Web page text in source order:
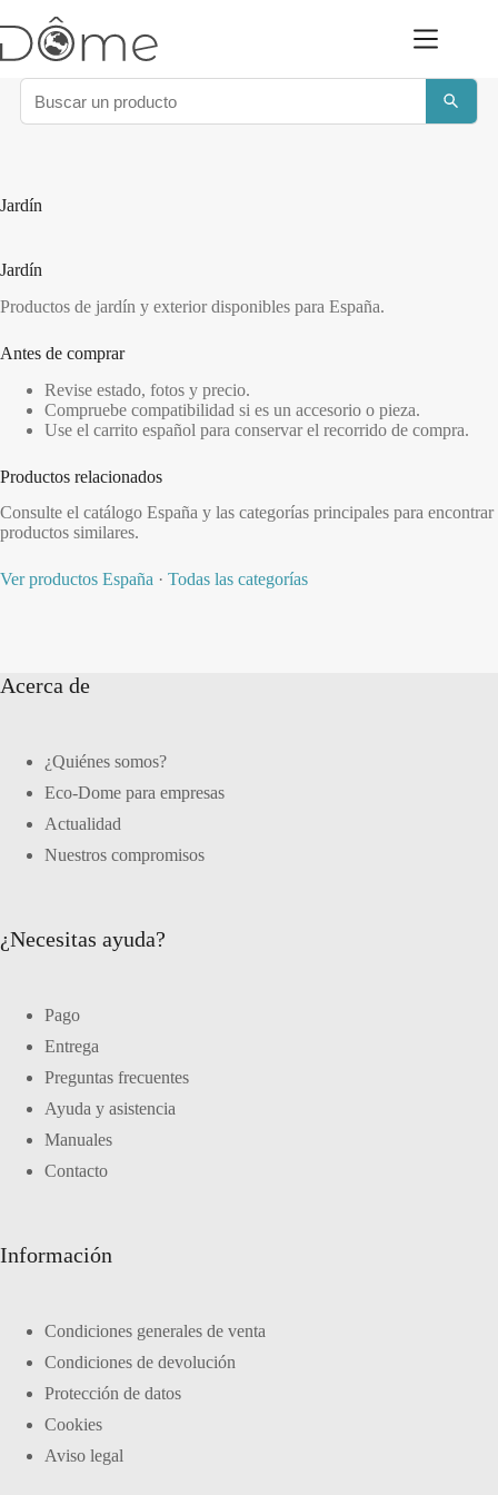
al
contenido
Jardín
Jardín
Productos de jardín y exterior disponibles para España.
Antes de comprar
Revise estado, fotos y precio.
Compruebe compatibilidad si es un accesorio o pieza.
Use el carrito español para conservar el recorrido de compra.
Productos relacionados
Consulte el catálogo España y las categorías principales para encontrar
productos similares.
Ver productos España · Todas las categorías
Acerca de
¿Quiénes somos?
Eco-Dome para empresas
Actualidad
Nuestros compromisos
¿Necesitas ayuda?
Pago
Entrega
Preguntas frecuentes
Ayuda y asistencia
Manuales
Contacto
Información
Condiciones generales de venta
Condiciones de devolución
Protección de datos
Cookies
Aviso legal